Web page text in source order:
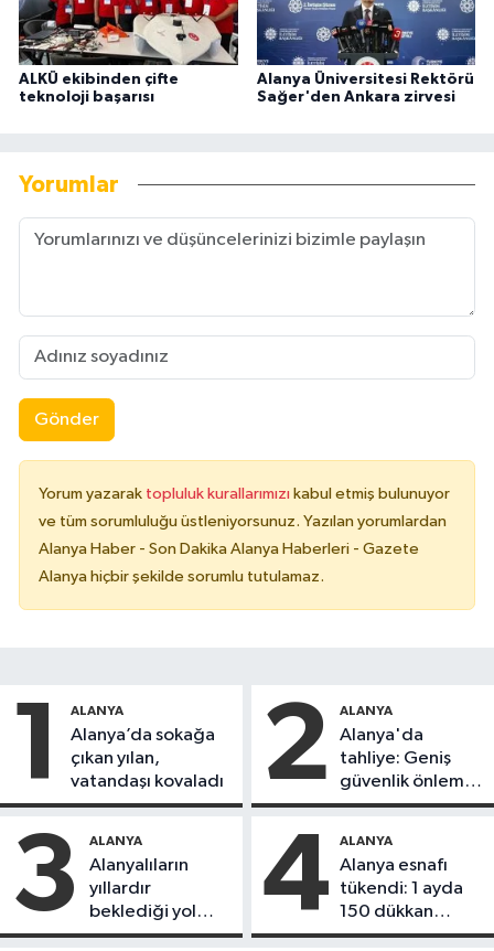
ALKÜ ekibinden çifte
teknoloji başarısı
Alanya Üniversitesi Rektörü
Sağer'den Ankara zirvesi
Yorumlar
Gönder
Yorum yazarak topluluk kurallarımızı kabul etmiş bulunuyor
ve tüm sorumluluğu üstleniyorsunuz. Yazılan yorumlardan
Alanya Haber - Son Dakika Alanya Haberleri - Gazete
Alanya hiçbir şekilde sorumlu tutulamaz.
1 ALANYA
Alanya’da sokağa
çıkan yılan,
vatandaşı kovaladı
2 ALANYA
Alanya'da
tahliye: Geniş
güvenlik önlemi
alındı
3 ALANYA
Alanyalıların
yıllardır
beklediği yol
askıdan döndü
4 ALANYA
Alanya esnafı
tükendi: 1 ayda
150 dükkan
kapandı